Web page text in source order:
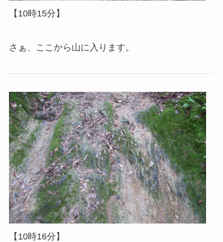
【10時15分】
さぁ、ここから山に入ります。
【10時16分】